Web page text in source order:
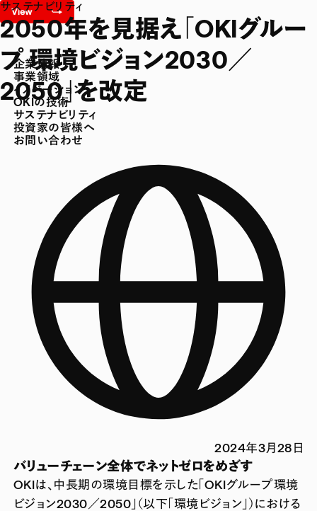
企業情報
事業領域
イノベーション
OKIの技術
サステナビリティ
投資家の皆様へ
お問い合わせ
サステナビリティ
2050年を見据え「OKIグルー
プ 環境ビジョン2030／
2050」を改定
2024年3月28日
バリューチェーン全体でネットゼロをめざす
OKIは、中長期の環境目標を示した「OKIグループ環境
ビジョン2030／2050」（以下「環境ビジョン」）における